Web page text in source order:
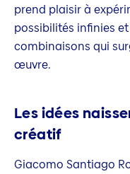
prend plaisir à
possibilités infinies
combinaisons qui
œuvre.
Les idées
créatif
Giacomo Santiago